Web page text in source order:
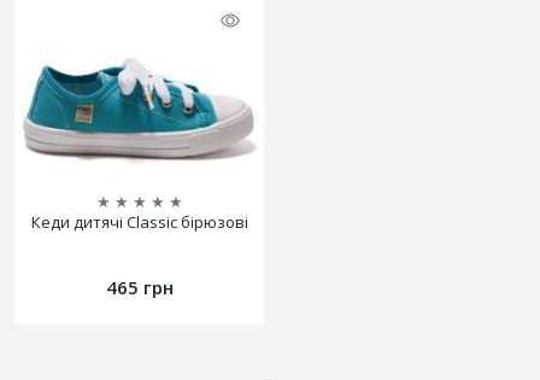
★ ★ ★ ★ ★
Кеди дитячі Classic бірюзові
465 грн